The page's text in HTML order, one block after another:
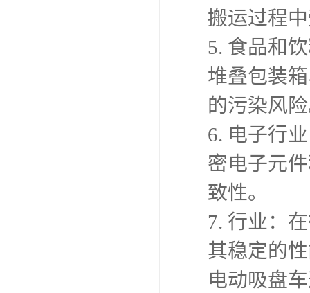
搬运过程
5. 食品和
堆叠包装
的污染风
6. 电子行
密电子元
致性。
7. 行业：
其稳定的
电动吸盘